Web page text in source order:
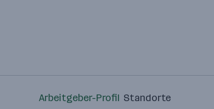
Arbeitgeber-Profil Standorte